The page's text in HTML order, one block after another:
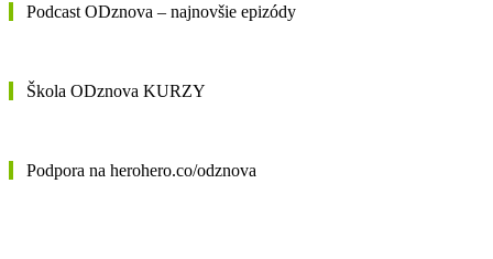
Podcast ODznova – najnovšie epizódy
Škola ODznova KURZY
Podpora na herohero.co/odznova